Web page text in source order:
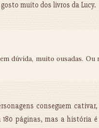
muito dos livros da Lucy.
dúvida, muito ousadas. Ou
conseguem
páginas, mas a história